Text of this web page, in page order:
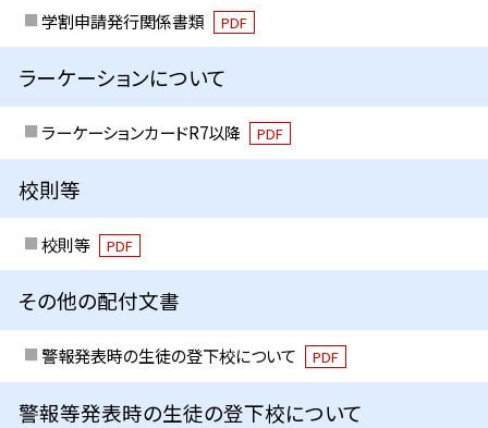
学割申請発行関係書類 PDF
ラーケーションについて
ラーケーションカードR7以降 PDF
校則等
校則等 PDF
その他の配付文書
警報発表時の生徒の登下校について PDF
警報等発表時の生徒の登下校について